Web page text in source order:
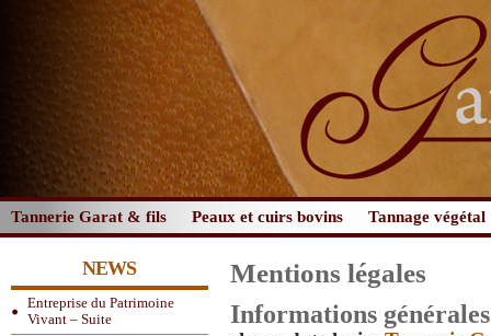
Tannerie Garat & fils Peaux et cuirs bovins Tannage végétal
NEWS
Entreprise du Patrimoine
Vivant – Suite
Mentions légales
Informations générales